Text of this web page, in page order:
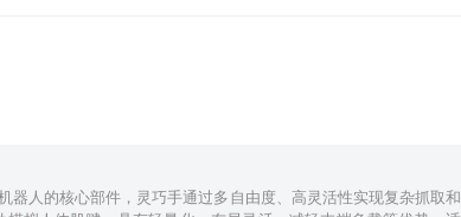
人的核心部件，灵巧手通过多自由度、高灵活性实现复杂抓取和